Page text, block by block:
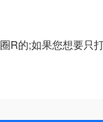
R的;如果您想要只